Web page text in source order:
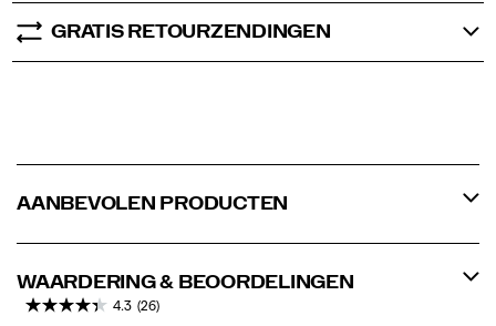
GRATIS RETOURZENDINGEN
AANBEVOLEN PRODUCTEN
WAARDERING & BEOORDELINGEN
4.3 (26)